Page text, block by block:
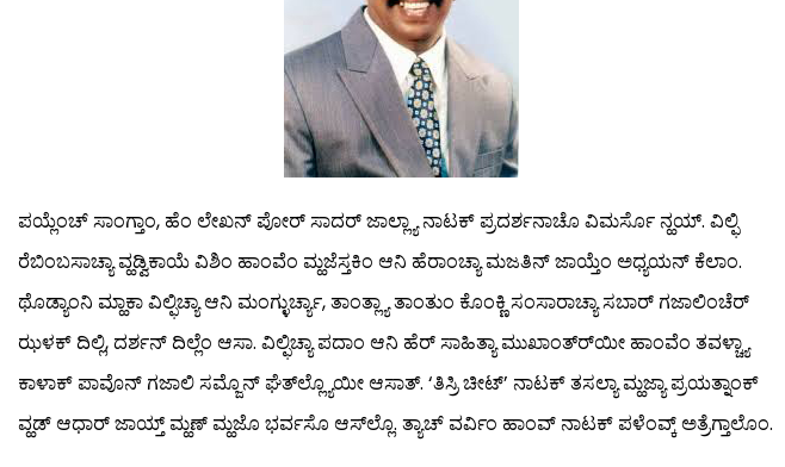
ಪಯ್ಲೆಂಚ್ ಸಾಂಗ್ತಾಂ, ಹೆಂ ಲೇಖನ್ ಪೋರ್ ಸಾದರ್ ಜಾಲ್ಲ್ಯಾ ನಾಟಕ್ ಪ್ರದರ್ಶನಾಚೊ ವಿಮರ್ಸೊ ನ್ಹಯ್. ವಿಲ್ಫಿ
ರೆಬಿಂಬಸಾಚ್ಯಾ ವ್ಹಡ್ವಿಕಾಯೆ ವಿಶಿಂ ಹಾಂವೆಂ ಮ್ಹಜೆಸ್ತಕಿಂ ಆನಿ ಹೆರಾಂಚ್ಯಾ ಮಜತಿನ್ ಜಾಯ್ತೆಂ ಅಧ್ಯಯನ್ ಕೆಲಾಂ.
ಥೊಡ್ಯಾಂನಿ ಮ್ಹಾಕಾ ವಿಲ್ಫಿಚ್ಯಾ ಆನಿ ಮಂಗ್ಳುರ್ಚ್ಯಾ, ತಾಂತ್ಲ್ಯಾ ತಾಂತುಂ ಕೊಂಕ್ಣಿ ಸಂಸಾರಾಚ್ಯಾ ಸಬಾರ್ ಗಜಾಲಿಂಚೆರ್
ಝಳಕ್ ದಿಲ್ಲಿ, ದರ್ಶನ್ ದಿಲ್ಲೆಂ ಆಸಾ. ವಿಲ್ಫಿಚ್ಯಾ ಪದಾಂ ಆನಿ ಹೆರ್ ಸಾಹಿತ್ಯಾ ಮುಖಾಂತ್ರ್‍ಯೀ ಹಾಂವೆಂ ತವಳ್ಚ್ಯಾ
ಕಾಳಾಕ್ ಪಾವೊನ್ ಗಜಾಲಿ ಸಮ್ಜೊನ್ ಘೆತ್‍ಲ್ಲ್ಯೊಯೀ ಆಸಾತ್. ‘ತಿಸ್ರಿ ಚೀಟ್’ ನಾಟಕ್ ತಸಲ್ಯಾ ಮ್ಹಜ್ಯಾ ಪ್ರಯತ್ನಾಂಕ್
ವ್ಹಡ್ ಆಧಾರ್ ಜಾಯ್ತ್ ಮ್ಹಣ್ ಮ್ಹಜೊ ಭರ್ವಸೊ ಆಸ್‍ಲ್ಲೊ. ತ್ಯಾಚ್ ವರ್ವಿಂ ಹಾಂವ್ ನಾಟಕ್ ಪಳೆಂವ್ಕ್ ಅತ್ರೆಗ್ತಾಲೊಂ.